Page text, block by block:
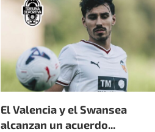
El Valencia y el Swansea
alcanzan un acuerdo...